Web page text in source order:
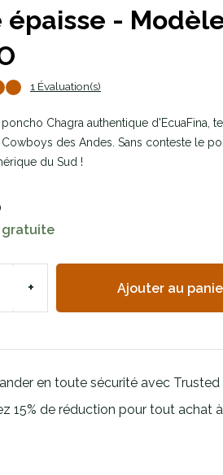
épaisse -
1 Évaluation(s)
Chagra authentique d'EcuaFina,
Cowboys des Andes. Sans conteste le
du Sud !
gratuite
+ Ajouter au
en toute sécurité avec Trusted
15% de réduction pour tout achat